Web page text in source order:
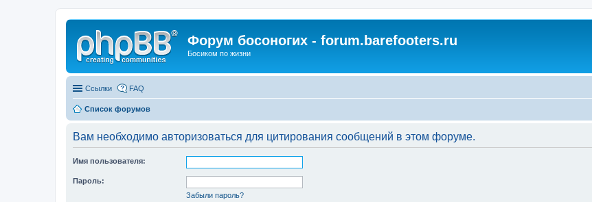
Форум босоногих - forum.barefooters.ru
Босиком по жизни
Ссылки FAQ
Список форумов
Вам необходимо авторизоваться для цитирования сообщений в этом форуме.
Имя пользователя:
Пароль:
Забыли пароль?